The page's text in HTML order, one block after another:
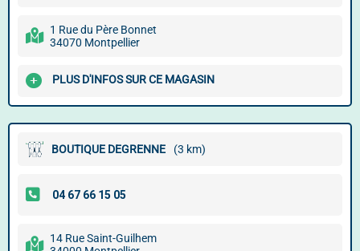
1 Rue du Père Bonnet
34070 Montpellier
PLUS D'INFOS SUR CE MAGASIN
BOUTIQUE DEGRENNE (3 km)
14 Rue Saint-Guilhem